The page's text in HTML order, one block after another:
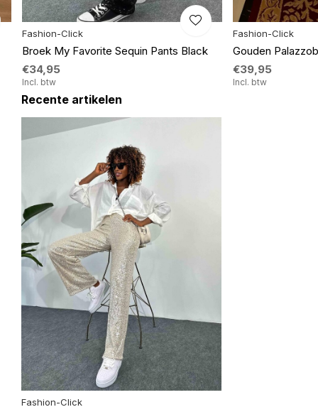
Fashion-Click
Broek My Favorite Sequin Pants Black
€34,95
Incl. btw
Fashion-Click
Gouden
€39,95
Incl. btw
Recente artikelen
Fashion-Click